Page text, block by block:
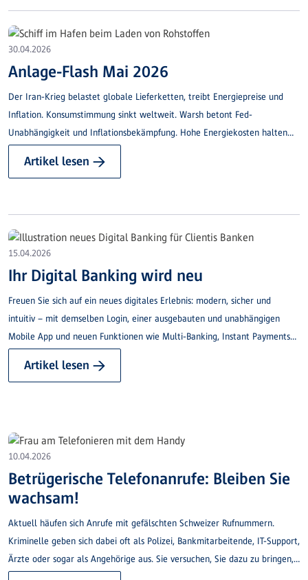
30.04.2026
Anlage-Flash Mai 2026
Der Iran-Krieg belastet globale Lieferketten, treibt Energiepreise und
Inflation. Konsumstimmung sinkt weltweit. Warsh betont Fed-
Unabhängigkeit und Inflationsbekämpfung. Hohe Energiekosten halten
Artikel lesen →
15.04.2026
Ihr Digital Banking wird neu
Freuen Sie sich auf ein neues digitales Erlebnis: modern, sicher und
intuitiv – mit demselben Login, einer ausgebauten und unabhängigen
Mobile App und neuen Funktionen wie Multi-Banking, Instant Payments
Artikel lesen →
10.04.2026
Betrügerische Telefonanrufe: Bleiben Sie
wachsam!
Aktuell häufen sich Anrufe mit gefälschten Schweizer Rufnummern.
Kriminelle geben sich dabei oft als Polizei, Bankmitarbeitende, IT-Support,
Ärzte oder sogar als Angehörige aus. Sie versuchen, Sie dazu zu bringen,